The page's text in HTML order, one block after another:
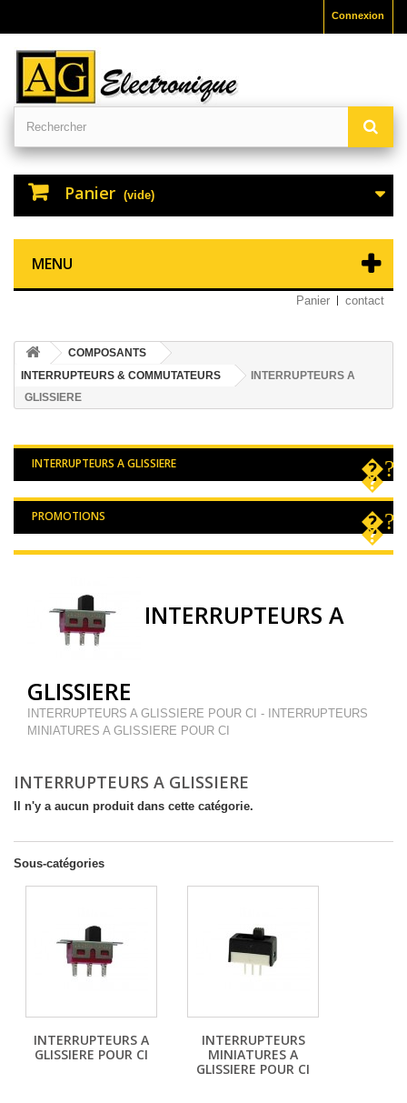
Connexion
Panier (vide)
MENU
Panier contact
COMPOSANTS
INTERRUPTEURS & COMMUTATEURS
INTERRUPTEURS A
GLISSIERE
INTERRUPTEURS A GLISSIERE
PROMOTIONS
INTERRUPTEURS A
GLISSIERE
INTERRUPTEURS A GLISSIERE POUR CI - INTERRUPTEURS
MINIATURES A GLISSIERE POUR CI
INTERRUPTEURS A GLISSIERE
Il n'y a aucun produit dans cette catégorie.
Sous-catégories
INTERRUPTEURS A
GLISSIERE POUR CI
INTERRUPTEURS
MINIATURES A
GLISSIERE POUR CI